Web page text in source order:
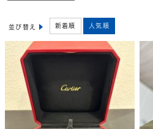
並び替え 新着順 人気順